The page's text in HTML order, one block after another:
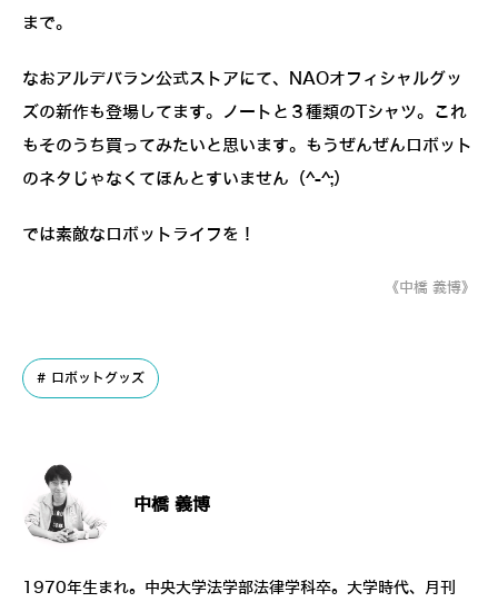
まで。
なおアルデバラン公式ストアにて、NAOオフィシャルグッ
ズの新作も登場してます。ノートと３種類のTシャツ。これ
もそのうち買ってみたいと思います。もうぜんぜんロボット
のネタじゃなくてほんとすいません（^-^;）
では素敵なロボットライフを！
《中橋 義博》
ロボットグッズ
中橋 義博
1970年生まれ。中央大学法学部法律学科卒。大学時代、月刊